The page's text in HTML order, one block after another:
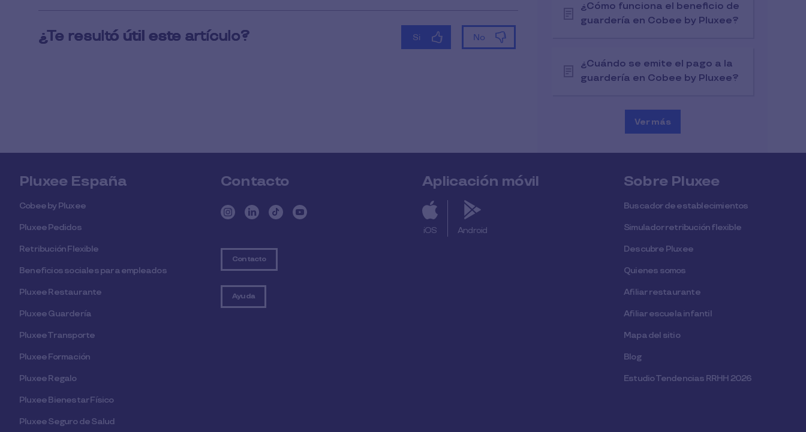
¿Cómo funciona el beneficio de
guardería en Cobee by Pluxee?
¿Cuándo se emite el pago a la
guardería en Cobee by Pluxee?
Ver más
Pluxee España
Cobee by Pluxee
Pluxee Pedidos
Retribución Flexible
Beneficios sociales para empleados
Pluxee Restaurante
Pluxee Guardería
Pluxee Transporte
Pluxee Formación
Pluxee Regalo
Pluxee Bienestar Físico
Pluxee Seguro de Salud
Contacto
Contacto
Ayuda
Aplicación móvil
iOS Android
Sobre Pluxee
Buscador de establecimientos
Simulador retribución flexible
Descubre Pluxee
Quienes somos
Afiliar restaurante
Afiliar escuela infantil
Mapa del sitio
Blog
Estudio Tendencias RRHH 2026